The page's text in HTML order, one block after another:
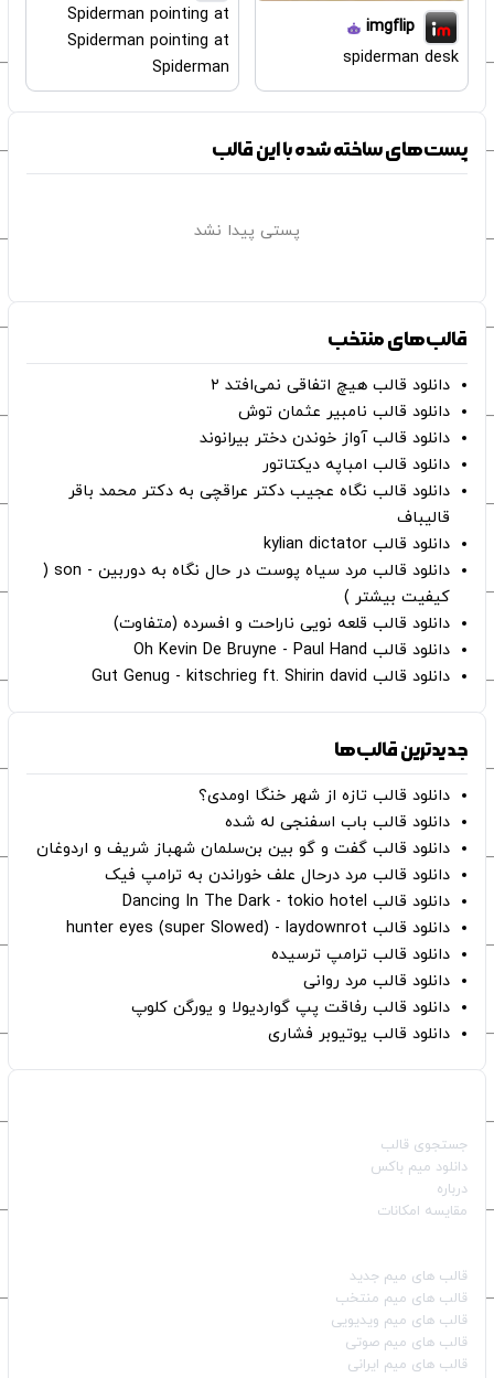
imgflip
spiderman desk
Spiderman pointing at
Spiderman pointing at
Spiderman
پست‌های ساخته شده با این قالب
پستی پیدا نشد
قالب‌های منتخب
دانلود قالب هیچ اتفاقی نمی‌افتد ۲
دانلود قالب نامبیر عثمان ‌توش
دانلود قالب آواز خوندن دختر بیرانوند
دانلود قالب امباپه دیکتاتور
دانلود قالب نگاه عجیب دکتر عراقچی به دکتر محمد باقر
قالیباف
دانلود قالب kylian dictator
دانلود قالب مرد سیاه پوست در حال نگاه به دوربین - son (
کیفیت بیشتر )
دانلود قالب قلعه نویی ناراحت و افسرده (متفاوت)
دانلود قالب Oh Kevin De Bruyne - Paul Hand
دانلود قالب Gut Genug - kitschrieg ft. Shirin david
جدیدترین قالب‌ها
دانلود قالب تازه از شهر خنگا اومدی؟
دانلود قالب باب اسفنجی له شده
دانلود قالب گفت و گو بین بن‌سلمان شهباز شریف و اردوغان
دانلود قالب مرد درحال علف خوراندن به ترامپ فیک
دانلود قالب Dancing In The Dark - tokio hotel
دانلود قالب hunter eyes (super Slowed) - laydownrot
دانلود قالب ترامپ ترسیده
دانلود قالب مرد روانی
دانلود قالب رفاقت پپ گواردیولا و یورگن کلوپ
دانلود قالب یوتیوبر فشاری
جستجوی قالب
دانلود میم باکس
درباره
مقایسه امکانات
قالب‌ های میم جدید
قالب‌ های میم منتخب
قالب‌ های میم ویدیویی
قالب‌ های میم صوتی
قالب‌ های میم ایرانی